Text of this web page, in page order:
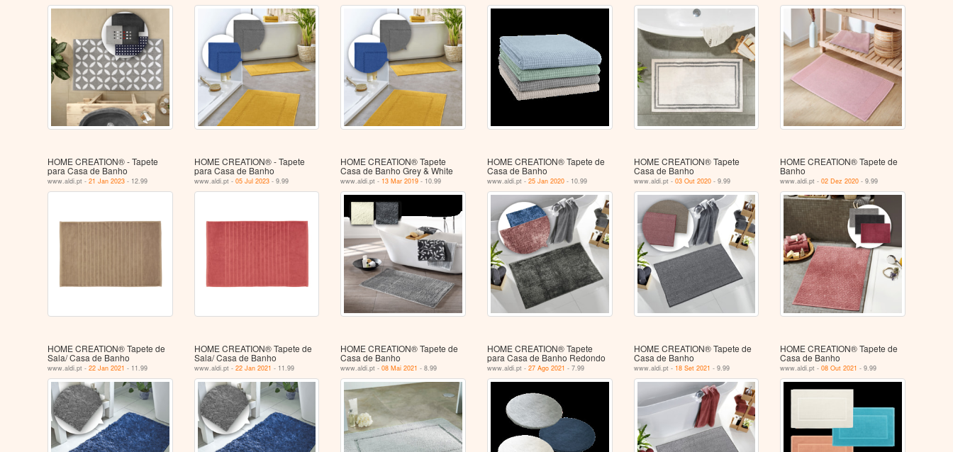
HOME CREATION® - Tapete
para Casa de Banho
www.aldi.pt -21 Jan 2023 - 12.99
HOME CREATION® - Tapete
para Casa de Banho
www.aldi.pt - 05 Jul 2023- 9.99
HOME CREATION® Tapete
Casa de Banho Grey & White
www.aldi.pt - 13 Mar 2019 - 10.99
HOME CREATION® Tapete de
Casa de Banho
www.aldi.pt - 25 Jan 2020- 10.99
HOME CREATION® Tapete
Casa de Banho
www.aldi.pt - 03 Out 2020- 9.99
HOME CREATION® Tapete de
Banho
www.aldi.pt -02 Dez 2020 - 9.99
HOME CREATION® Tapete de
Sala/ Casa de Banho
www.aldi.pt -22 Jan 2021 - 11.99
HOME CREATION® Tapete de
Sala/ Casa de Banho
www.aldi.pt - 22 Jan 2021 - 11.99
HOME CREATION® Tapete de
Casa de Banho
www.aldi.pt -08 Mai 2021 - 8.99
HOME CREATION® Tapete
para Casa de Banho Redondo
www.aldi.pt - 27 Ago 2021 - 7.99
HOME CREATION® Tapete de
Casa de Banho
www.aldi.pt - 18 Set 2021 - 9.99
HOME CREATION® Tapete de
Casa de Banho
www.aldi.pt -08 Out 2021 - 9.99